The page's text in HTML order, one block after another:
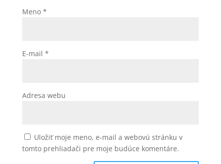
Meno *
E-mail *
Adresa webu
Uložiť moje meno, e-mail a webovú stránku v
tomto prehliadači pre moje budúce komentáre.